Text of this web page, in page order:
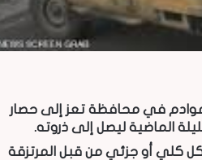
في محافظة تعز إلى حصار
كلي أو جزئي من قبل المرتزقة